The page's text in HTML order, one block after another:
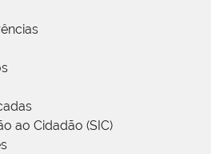
ao Cidadão (SIC)